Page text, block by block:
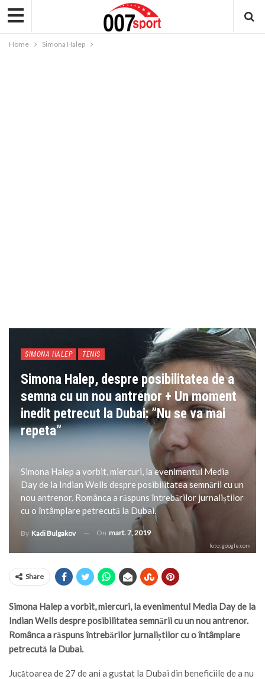
Home Simona Halep
SIMONA HALEP TENIS
Simona Halep, despre posibilitatea de a
semna cu un nou antrenor + Un moment
inedit petrecut la Dubai: ”Nu se va mai
repeta”
Simona Halep a vorbit, miercuri, la evenimentul Media
Day de la Indian Wells despre posibilitatea semnării cu un
nou antrenor. Românca a răspuns întrebărilor jurnaliștilor
cu o întâmplare petrecută la Dubai.
By Kadi Bulgakov On mart. 7, 2019
foto: google.com
Share
Simona Halep a vorbit, miercuri, la evenimentul Media Day de la
Indian Wells despre posibilitatea semnării cu un nou antrenor.
Românca a răspuns întrebărilor jurnaliștilor cu o întâmplare
petrecută la Dubai.
Jucătoarea de 27 de ani a gustat la Dubai din beneficiile de a nu